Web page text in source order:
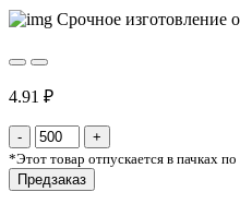
Срочное изготовление
4.91 ₽
*Этот товар отпускается в пачках
Предзаказ